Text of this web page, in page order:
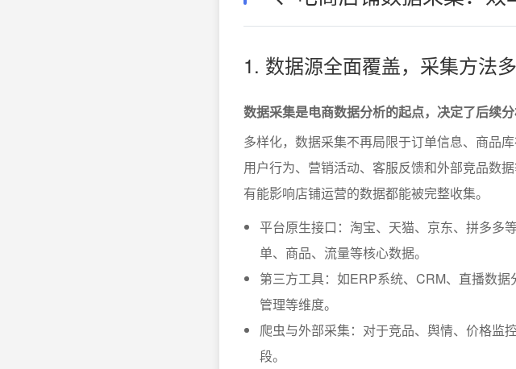
1. 数据源全面覆盖，采集方法
数据采集是电商数据分析的起点，决定了后续分
多样化，数据采集不再局限于订单信息、商品
用户行为、营销活动、客服反馈和外部竞品数
有能影响店铺运营的数据都能被完整收集。
平台原生接口：淘宝、天猫、京东、拼多多
单、商品、流量等核心数据。
第三方工具：如ERP系统、CRM、直播数
管理等维度。
爬虫与外部采集：对于竞品、舆情、价格监
段。